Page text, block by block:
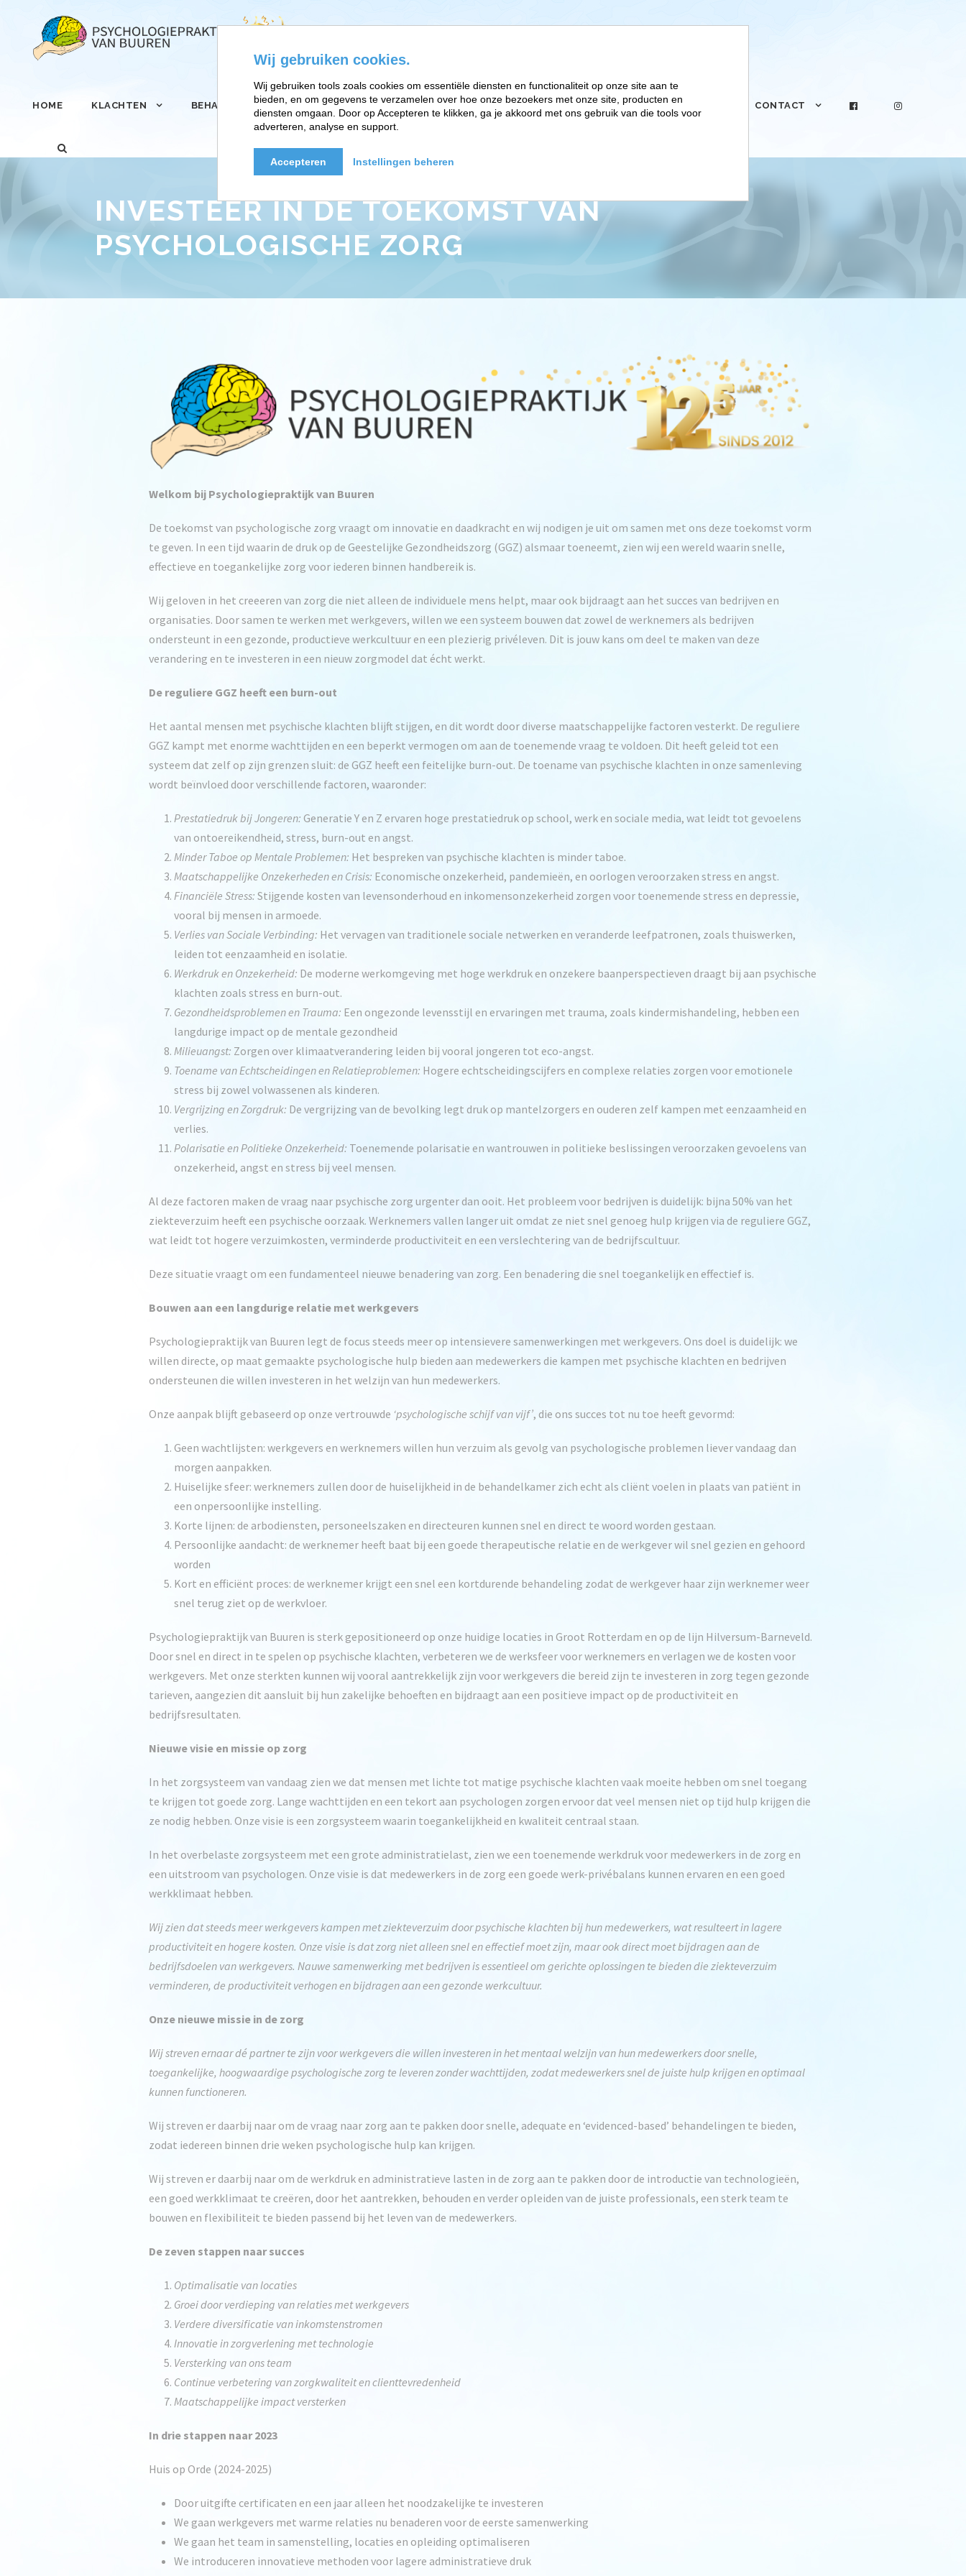
HOME KLACHTEN BEHANDELINGEN EFT-RELATIETHERAPIE BRAINWORK EN PARTNERS PRAKTIJK CONTACT
INVESTEER IN DE TOEKOMST VAN
PSYCHOLOGISCHE ZORG
Welkom bij Psychologiepraktijk van Buuren
De toekomst van psychologische zorg vraagt om innovatie en daadkracht en wij nodigen je uit om samen met ons deze toekomst vorm
te geven. In een tijd waarin de druk op de Geestelijke Gezondheidszorg (GGZ) alsmaar toeneemt, zien wij een wereld waarin snelle,
effectieve en toegankelijke zorg voor iederen binnen handbereik is.
Wij geloven in het creeeren van zorg die niet alleen de individuele mens helpt, maar ook bijdraagt aan het succes van bedrijven en
organisaties. Door samen te werken met werkgevers, willen we een systeem bouwen dat zowel de werknemers als bedrijven
ondersteunt in een gezonde, productieve werkcultuur en een plezierig privéleven. Dit is jouw kans om deel te maken van deze
verandering en te investeren in een nieuw zorgmodel dat écht werkt.
De reguliere GGZ heeft een burn-out
Het aantal mensen met psychische klachten blijft stijgen, en dit wordt door diverse maatschappelijke factoren vesterkt. De reguliere
GGZ kampt met enorme wachttijden en een beperkt vermogen om aan de toenemende vraag te voldoen. Dit heeft geleid tot een
systeem dat zelf op zijn grenzen sluit: de GGZ heeft een feitelijke burn-out. De toename van psychische klachten in onze samenleving
wordt beïnvloed door verschillende factoren, waaronder:
Prestatiedruk bij Jongeren: Generatie Y en Z ervaren hoge prestatiedruk op school, werk en sociale media, wat leidt tot gevoelens
van ontoereikendheid, stress, burn-out en angst.
Minder Taboe op Mentale Problemen: Het bespreken van psychische klachten is minder taboe.
Maatschappelijke Onzekerheden en Crisis: Economische onzekerheid, pandemieën, en oorlogen veroorzaken stress en angst.
Financiële Stress: Stijgende kosten van levensonderhoud en inkomensonzekerheid zorgen voor toenemende stress en depressie,
vooral bij mensen in armoede.
Verlies van Sociale Verbinding: Het vervagen van traditionele sociale netwerken en veranderde leefpatronen, zoals thuiswerken,
leiden tot eenzaamheid en isolatie.
Werkdruk en Onzekerheid: De moderne werkomgeving met hoge werkdruk en onzekere baanperspectieven draagt bij aan psychische
klachten zoals stress en burn-out.
Gezondheidsproblemen en Trauma: Een ongezonde levensstijl en ervaringen met trauma, zoals kindermishandeling, hebben een
langdurige impact op de mentale gezondheid
Milieuangst: Zorgen over klimaatverandering leiden bij vooral jongeren tot eco-angst.
Toename van Echtscheidingen en Relatieproblemen: Hogere echtscheidingscijfers en complexe relaties zorgen voor emotionele
stress bij zowel volwassenen als kinderen.
Vergrijzing en Zorgdruk: De vergrijzing van de bevolking legt druk op mantelzorgers en ouderen zelf kampen met eenzaamheid en
verlies.
Polarisatie en Politieke Onzekerheid: Toenemende polarisatie en wantrouwen in politieke beslissingen veroorzaken gevoelens van
onzekerheid, angst en stress bij veel mensen.
Al deze factoren maken de vraag naar psychische zorg urgenter dan ooit. Het probleem voor bedrijven is duidelijk: bijna 50% van het
ziekteverzuim heeft een psychische oorzaak. Werknemers vallen langer uit omdat ze niet snel genoeg hulp krijgen via de reguliere GGZ,
wat leidt tot hogere verzuimkosten, verminderde productiviteit en een verslechtering van de bedrijfscultuur.
Deze situatie vraagt om een fundamenteel nieuwe benadering van zorg. Een benadering die snel toegankelijk en effectief is.
Bouwen aan een langdurige relatie met werkgevers
Psychologiepraktijk van Buuren legt de focus steeds meer op intensievere samenwerkingen met werkgevers. Ons doel is duidelijk: we
willen directe, op maat gemaakte psychologische hulp bieden aan medewerkers die kampen met psychische klachten en bedrijven
ondersteunen die willen investeren in het welzijn van hun medewerkers.
Onze aanpak blijft gebaseerd op onze vertrouwde ‘psychologische schijf van vijf’, die ons succes tot nu toe heeft gevormd:
Geen wachtlijsten: werkgevers en werknemers willen hun verzuim als gevolg van psychologische problemen liever vandaag dan
morgen aanpakken.
Huiselijke sfeer: werknemers zullen door de huiselijkheid in de behandelkamer zich echt als cliënt voelen in plaats van patiënt in
een onpersoonlijke instelling.
Korte lijnen: de arbodiensten, personeelszaken en directeuren kunnen snel en direct te woord worden gestaan.
Persoonlijke aandacht: de werknemer heeft baat bij een goede therapeutische relatie en de werkgever wil snel gezien en gehoord
worden
Kort en efficiënt proces: de werknemer krijgt een snel een kortdurende behandeling zodat de werkgever haar zijn werknemer weer
snel terug ziet op de werkvloer.
Psychologiepraktijk van Buuren is sterk gepositioneerd op onze huidige locaties in Groot Rotterdam en op de lijn Hilversum-Barneveld.
Door snel en direct in te spelen op psychische klachten, verbeteren we de werksfeer voor werknemers en verlagen we de kosten voor
werkgevers. Met onze sterkten kunnen wij vooral aantrekkelijk zijn voor werkgevers die bereid zijn te investeren in zorg tegen gezonde
tarieven, aangezien dit aansluit bij hun zakelijke behoeften en bijdraagt aan een positieve impact op de productiviteit en
bedrijfsresultaten.
Nieuwe visie en missie op zorg
In het zorgsysteem van vandaag zien we dat mensen met lichte tot matige psychische klachten vaak moeite hebben om snel toegang
te krijgen tot goede zorg. Lange wachttijden en een tekort aan psychologen zorgen ervoor dat veel mensen niet op tijd hulp krijgen die
ze nodig hebben. Onze visie is een zorgsysteem waarin toegankelijkheid en kwaliteit centraal staan.
In het overbelaste zorgsysteem met een grote administratielast, zien we een toenemende werkdruk voor medewerkers in de zorg en
een uitstroom van psychologen. Onze visie is dat medewerkers in de zorg een goede werk-privébalans kunnen ervaren en een goed
werkklimaat hebben.
Wij zien dat steeds meer werkgevers kampen met ziekteverzuim door psychische klachten bij hun medewerkers, wat resulteert in lagere
productiviteit en hogere kosten. Onze visie is dat zorg niet alleen snel en effectief moet zijn, maar ook direct moet bijdragen aan de
bedrijfsdoelen van werkgevers. Nauwe samenwerking met bedrijven is essentieel om gerichte oplossingen te bieden die ziekteverzuim
verminderen, de productiviteit verhogen en bijdragen aan een gezonde werkcultuur.
Onze nieuwe missie in de zorg
Wij streven ernaar dé partner te zijn voor werkgevers die willen investeren in het mentaal welzijn van hun medewerkers door snelle,
toegankelijke, hoogwaardige psychologische zorg te leveren zonder wachttijden, zodat medewerkers snel de juiste hulp krijgen en optimaal
kunnen functioneren.
Wij streven er daarbij naar om de vraag naar zorg aan te pakken door snelle, adequate en ‘evidenced-based’ behandelingen te bieden,
zodat iedereen binnen drie weken psychologische hulp kan krijgen.
Wij streven er daarbij naar om de werkdruk en administratieve lasten in de zorg aan te pakken door de introductie van technologieën,
een goed werkklimaat te creëren, door het aantrekken, behouden en verder opleiden van de juiste professionals, een sterk team te
bouwen en flexibiliteit te bieden passend bij het leven van de medewerkers.
De zeven stappen naar succes
Optimalisatie van locaties
Groei door verdieping van relaties met werkgevers
Verdere diversificatie van inkomstenstromen
Innovatie in zorgverlening met technologie
Versterking van ons team
Continue verbetering van zorgkwaliteit en clienttevredenheid
Maatschappelijke impact versterken
In drie stappen naar 2023
Huis op Orde (2024-2025)
Door uitgifte certificaten en een jaar alleen het noodzakelijke te investeren
We gaan werkgevers met warme relaties nu benaderen voor de eerste samenwerking
We gaan het team in samenstelling, locaties en opleiding optimaliseren
We introduceren innovatieve methoden voor lagere administratieve druk
Wij gebruiken cookies.
Wij gebruiken tools zoals cookies om essentiële diensten en functionaliteit op onze site aan te
bieden, en om gegevens te verzamelen over hoe onze bezoekers met onze site, producten en
diensten omgaan. Door op Accepteren te klikken, ga je akkoord met ons gebruik van die tools voor
adverteren, analyse en support.
Accepteren Instellingen beheren